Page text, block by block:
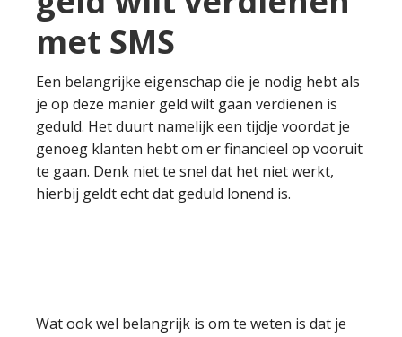
met SMS
Een belangrijke eigenschap die je nodig hebt als
je op deze manier geld wilt gaan verdienen is
geduld. Het duurt namelijk een tijdje voordat je
genoeg klanten hebt om er financieel op vooruit
te gaan. Denk niet te snel dat het niet werkt,
hierbij geldt echt dat geduld lonend is.
Wat ook wel belangrijk is om te weten is dat je